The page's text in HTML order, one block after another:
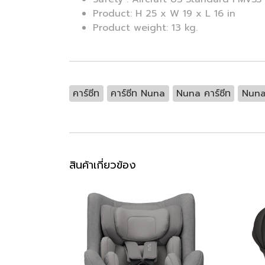
Product: H 25 x W 19 x L 16 in
Product weight: 13 kg.
คาร์ซีท คาร์ซีท Nuna Nuna คาร์ซีท
สินค้าเกี่ยวข้อง